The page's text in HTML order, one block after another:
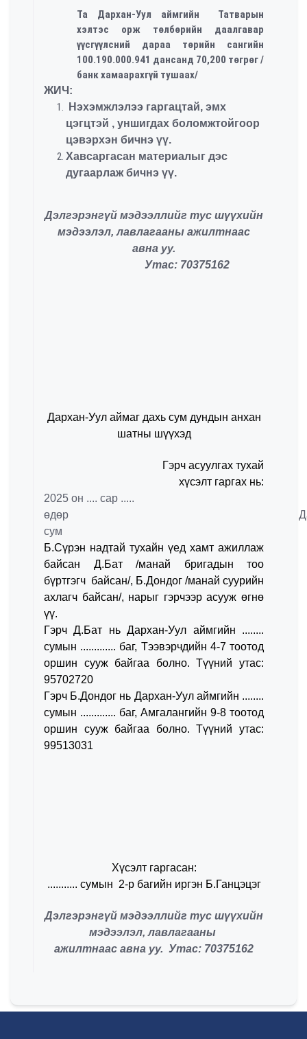
Та Дархан-Уул аймгийн Татварын
хэлтэс орж төлбөрийн даалгавар
үүсгүүлсний дараа төрийн сангийн
100.190.000.941 дансанд 70,200 төгрөг /
банк хамаарахгүй тушаах/
ЖИЧ:
Нэхэмжлэлээ гаргацтай, эмх
цэгцтэй , уншигдах боломжтойгоор
цэвэрхэн бичнэ үү.
Хавсаргасан материалыг дэс
дугаарлаж бичнэ үү.
Дэлгэрэнгүй мэдээллийг тус шүүхийн
мэдээлэл, лавлагааны ажилтнаас
авна уу.
Утас: 70375162
Дархан-Уул аймаг дахь сум дундын анхан
шатны шүүхэд
Гэрч асуулгах тухай
хүсэлт гаргах нь:
2025 он .... сар .....
өдөр
сум
Б.Сүрэн надтай тухайн үед хамт ажиллаж
байсан Д.Бат /манай бригадын тоо
бүртгэгч байсан/, Б.Дондог /манай суурийн
ахлагч байсан/, нарыг гэрчээр асууж өгнө
үү.
Гэрч Д.Бат нь Дархан-Уул аймгийн ........
сумын ............. баг, Тээвэрчдийн 4-7 тоотод
оршин сууж байгаа болно. Түүний утас:
95702720
Гэрч Б.Дондог нь Дархан-Уул аймгийн ........
сумын ............. баг, Амгалангийн 9-8 тоотод
оршин сууж байгаа болно. Түүний утас:
99513031
Хүсэлт гаргасан:
........... сумын 2-р багийн иргэн Б.Ганцэцэг
Дэлгэрэнгүй мэдээллийг тус шүүхийн
мэдээлэл, лавлагааны
ажилтнаас авна уу. Утас: 70375162